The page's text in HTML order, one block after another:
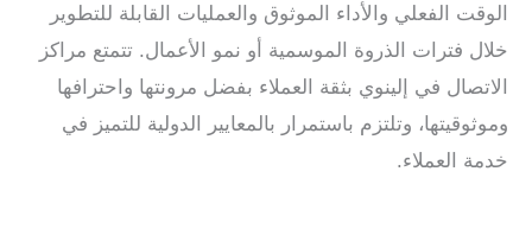
الوقت الفعلي والأداء الموثوق والعمليات القابلة للتطوير
خلال فترات الذروة الموسمية أو نمو الأعمال. تتمتع مراكز
الاتصال في إلينوي بثقة العملاء بفضل مرونتها واحترافها
وموثوقيتها، وتلتزم باستمرار بالمعايير الدولية للتميز في
خدمة العملاء.